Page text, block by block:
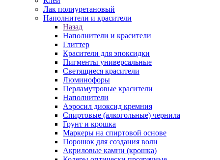
Лак полиуретановый
Наполнители и красители
Назад
Наполнители и красители
Глиттер
Красители для эпоксидки
Пигменты универсальные
Светящиеся красители
Люминофоры
Перламутровые красители
Наполнители
Аэросил диоксид кремния
Спиртовые (алкогольные) чернила
Грунт и крошка
Маркеры на спиртовой основе
Порошок для создания волн
Акриловые камни (крошка)